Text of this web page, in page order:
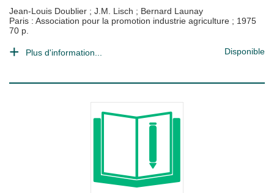
Jean-Louis Doublier ; J.M. Lisch ; Bernard Launay
Paris : Association pour la promotion industrie agriculture ; 1975
70 p.
Plus d'information... Disponible